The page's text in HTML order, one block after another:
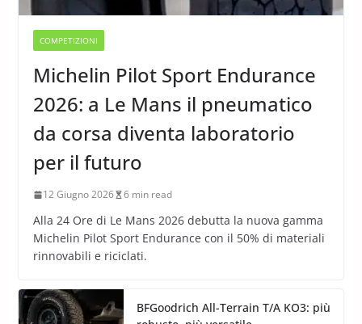
COMPETIZIONI
Michelin Pilot Sport Endurance
2026: a Le Mans il pneumatico
da corsa diventa laboratorio
per il futuro
12 Giugno 2026 6 min read
Alla 24 Ore di Le Mans 2026 debutta la nuova gamma
Michelin Pilot Sport Endurance con il 50% di materiali
rinnovabili e riciclati.
BFGoodrich All-Terrain T/A KO3: più